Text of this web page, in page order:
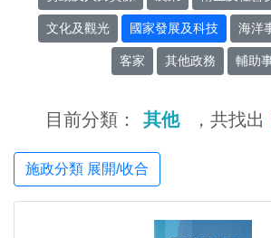
文化及觀光 國家發展及科技 海洋
客家 其他政務 輔助
目前分類： 其他 ，共找出
施政分類 展開/收合